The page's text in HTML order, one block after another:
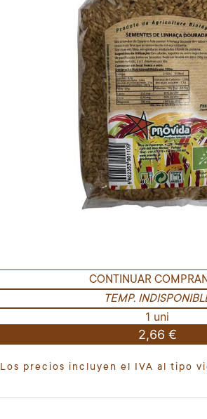
CONTINUAR
TEMP.
1 uni
2,66 €
Los precios incluyen el IVA al tipo